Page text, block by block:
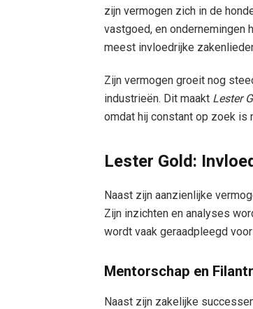
zijn vermogen zich in de
vastgoed, en ondernemingen
meest invloedrijke
Zijn vermogen groeit nog
industrieën. Dit maakt Lester
omdat hij constant op zoek is
Lester Gold:
Naast zijn aanzienlijke
Zijn inzichten en analyses
wordt vaak geraadpleegd
Mentorschap en
Naast zijn zakelijke